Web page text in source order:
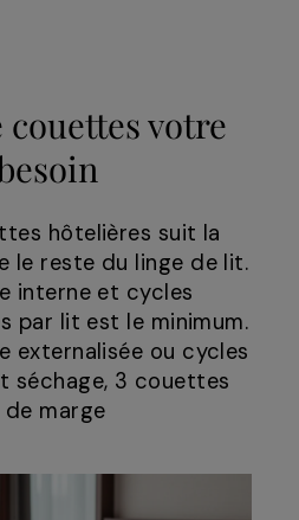
votre
hôtelières suit la
le reste du linge de lit.
interne et cycles
par lit est le minimum.
externalisée ou cycles
séchage, 3 couettes
marge